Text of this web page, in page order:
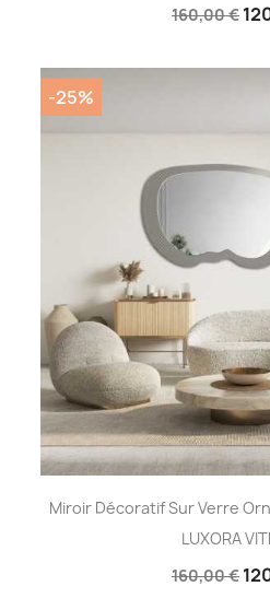
160,00 €
Miroir Décoratif Sur Verre
LUXORA
160,00 €
-25%